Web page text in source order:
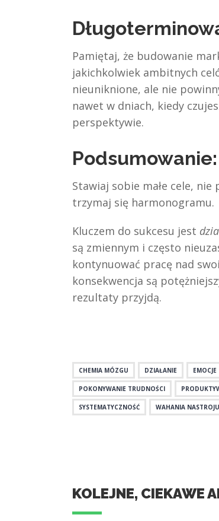
Pamiętaj, że budowanie
jakichkolwiek ambitnych
nieuniknione, ale nie
nawet w dniach, kiedy
perspektywie.
Podsumowanie:
Stawiaj sobie małe cele,
trzymaj się harmonogramu.
Kluczem do sukcesu jest
są zmiennym i często
kontynuować pracę nad
konsekwencja są
rezultaty przyjdą.
CHEMIA MÓZGU DZIAŁANIE EMOCJE
POKONYWANIE TRUDNOŚCI
SYSTEMATYCZNOŚĆ WAHANIA NASTROJU
KOLEJNE, CIEKAWE